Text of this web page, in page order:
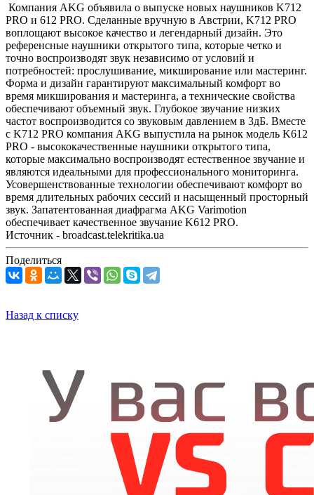
Компания AKG объявила о выпуске новых наушников K712
PRO и 612 PRO. Сделанные вручную в Австрии, K712 PRO
воплощают высокое качество и легендарный дизайн. Это
референсные наушники открытого типа, которые четко и
точно воспроизводят звук независимо от условий и
потребностей: прослушивание, микширование или мастеринг.
Форма и дизайн гарантируют максимальный комфорт во
время микширования и мастеринга, а технические свойства
обеспечивают объемный звук. Глубокое звучание низких
частот воспроизводится со звуковым давлением в 3дБ. Вместе
с K712 PRO компания AKG выпустила на рынок модель K612
PRO - высококачественные наушники открытого типа,
которые максимально воспроизводят естественное звучание и
являются идеальными для профессионального мониторинга.
Усовершенствованные технологии обеспечивают комфорт во
время длительных рабочих сессий и насыщенный просторный
звук. Запатентованная диафрагма AKG Varimotion
обеспечивает качественное звучание K612 PRO.
Источник - broadcast.telekritika.ua
Поделиться
Назад к списку